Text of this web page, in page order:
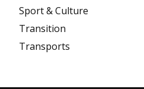
Sport & Culture
Transition
Transports